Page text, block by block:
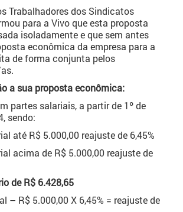
Trabalhadores dos Sindicatos
para a Vivo que esta proposta
isoladamente e que sem antes
econômica da empresa para a
de forma conjunta pelos
a sua proposta econômica:
partes salariais, a partir de 1º de
sendo:
até R$ 5.000,00 reajuste de 6,45%
acima de R$ 5.000,00 reajuste de
de R$ 6.428,65
– R$ 5.000,00 X 6,45% = reajuste de